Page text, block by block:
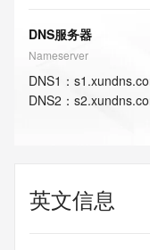
DNS服务器
Nameserver
DNS1 ：
DNS2 ：
英文信息